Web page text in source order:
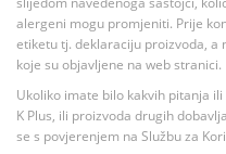
alergeni mogu promjeniti. Prije
etiketu tj. deklaraciju proizvoda, a
koje su objavljene na web stranici.
Ukoliko imate bilo kakvih pitanja
K Plus, ili proizvoda drugih
se s povjerenjem na Službu za